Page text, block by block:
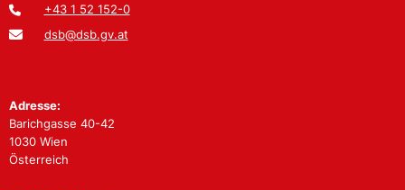
+43 1 52 152-0
dsb@dsb.gv.at
Adresse:
Barichgasse 40-42
1030 Wien
Österreich